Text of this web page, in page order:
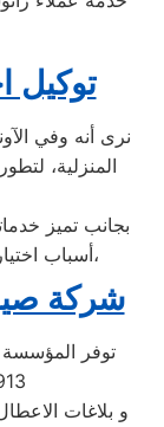
توكيل
نرى أنه وفي
المنزلية،
بجانب تميز
أسباب اختيار العميل لها وثقته الكبيرة بها وبما تنتجه،
شركة
توفر
و بلاغات